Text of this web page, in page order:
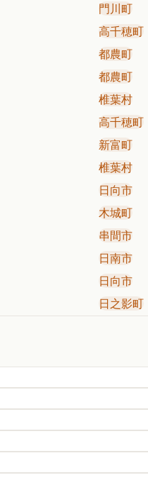
門川町
高千穂町
都農町
都農町
椎葉村
高千穂町
新富町
椎葉村
日向市
木城町
串間市
日南市
日向市
日之影町